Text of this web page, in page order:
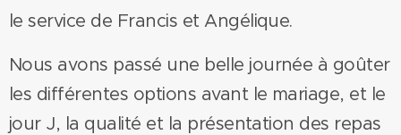
le service de Francis et Angélique.
Nous avons passé une belle journée à goûter
les différentes options avant le mariage, et le
jour J, la qualité et la présentation des repas